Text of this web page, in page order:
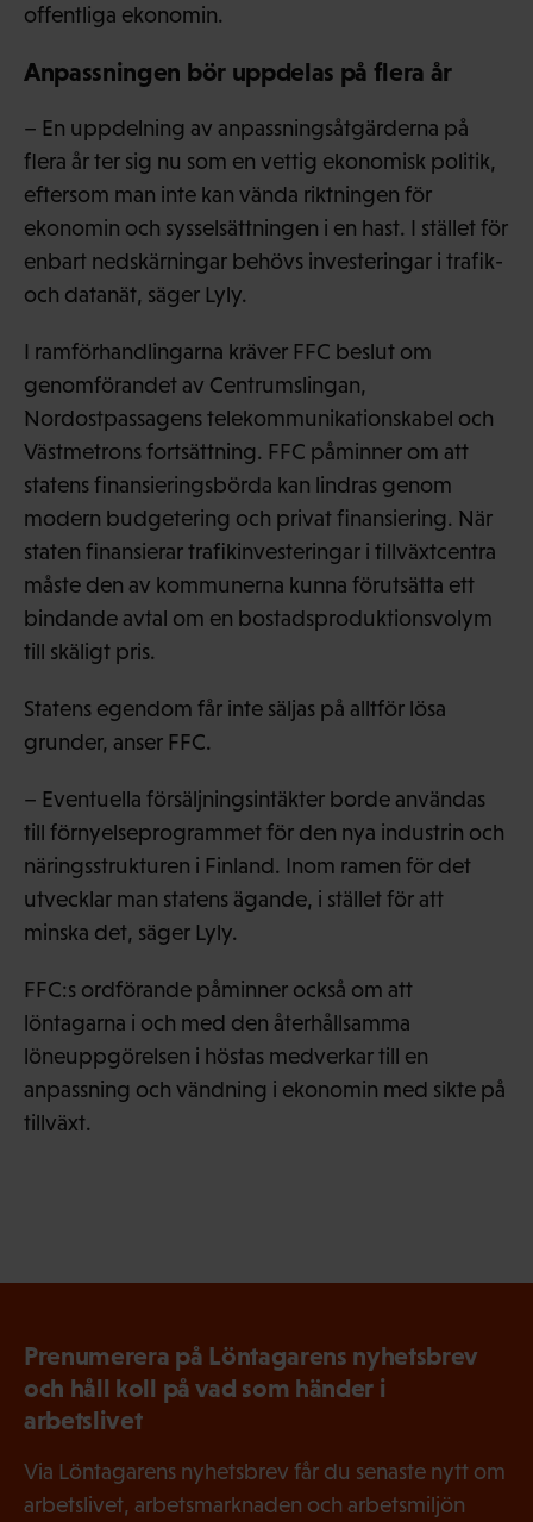
offentliga ekonomin.
Anpassningen bör uppdelas på flera år
– En uppdelning av anpassningsåtgärderna på
flera år ter sig nu som en vettig ekonomisk politik,
eftersom man inte kan vända riktningen för
ekonomin och sysselsättningen i en hast. I stället för
enbart nedskärningar behövs investeringar i trafik-
och datanät, säger Lyly.
I ramförhandlingarna kräver FFC beslut om
genomförandet av Centrumslingan,
Nordostpassagens telekommunikationskabel och
Västmetrons fortsättning. FFC påminner om att
statens finansieringsbörda kan lindras genom
modern budgetering och privat finansiering. När
staten finansierar trafikinvesteringar i tillväxtcentra
måste den av kommunerna kunna förutsätta ett
bindande avtal om en bostadsproduktionsvolym
till skäligt pris.
Statens egendom får inte säljas på alltför lösa
grunder, anser FFC.
– Eventuella försäljningsintäkter borde användas
till förnyelseprogrammet för den nya industrin och
näringsstrukturen i Finland. Inom ramen för det
utvecklar man statens ägande, i stället för att
minska det, säger Lyly.
FFC:s ordförande påminner också om att
löntagarna i och med den återhållsamma
löneuppgörelsen i höstas medverkar till en
anpassning och vändning i ekonomin med sikte på
tillväxt.
Prenumerera på Löntagarens nyhetsbrev
och håll koll på vad som händer i
arbetslivet
Via Löntagarens nyhetsbrev får du senaste nytt om
arbetslivet, arbetsmarknaden och arbetsmiljön